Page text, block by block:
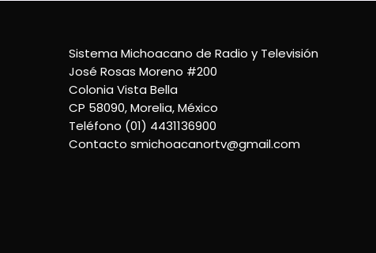
Sistema Michoacano de Radio y Televisión
José Rosas Moreno #200
Colonia Vista Bella
CP 58090, Morelia, México
Teléfono (01) 4431136900
Contacto smichoacanortv@gmail.com